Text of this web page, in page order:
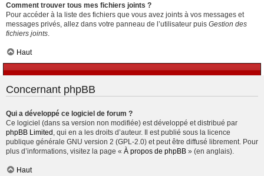
Comment trouver tous mes fichiers joints ?
Pour accéder à la liste des fichiers que vous avez joints à vos messages et
messages privés, allez dans votre panneau de l’utilisateur puis Gestion des
fichiers joints
Haut
Concernant phpBB
Qui a développé ce logiciel de forum ?
Ce logiciel (dans sa version non modifiée) est développé et distribué par
phpBB Limited , qui en a les droits d’auteur. Il est publié sous la licence
publique générale GNU version 2 (GPL-2.0) et peut être diffusé librement. Pour
plus d’informations, visitez la page « À propos de phpBB » (en anglais).
Haut